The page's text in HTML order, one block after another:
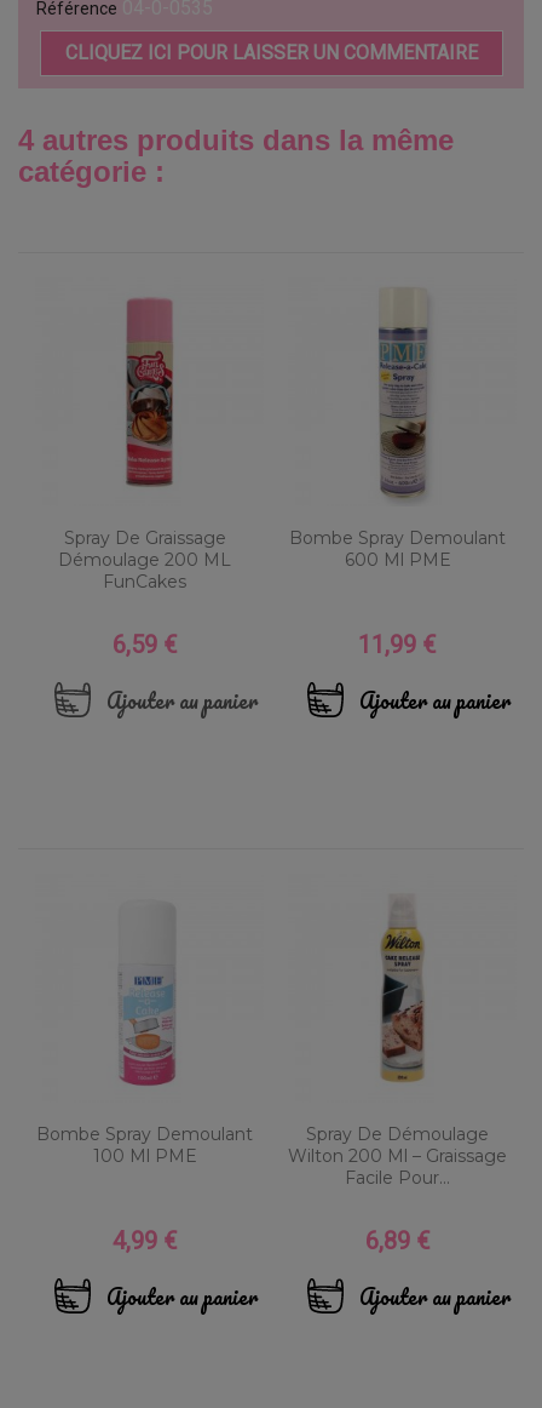
Référence
CLIQUEZ ICI POUR LAISSER UN COMMENTAIRE
4 autres produits dans la même
catégorie :
Spray De Graissage
Démoulage 200 ML
FunCakes
Prix
6,59 €
Ajouter au panier
Bombe Spray Demoulant
600 Ml PME
Prix
11,99 €
Ajouter au panier
Bombe Spray Demoulant
100 Ml PME
Prix
4,99 €
Ajouter au panier
Spray De Démoulage
Wilton 200 Ml – Graissage
Facile Pour...
Prix
6,89 €
Ajouter au panier